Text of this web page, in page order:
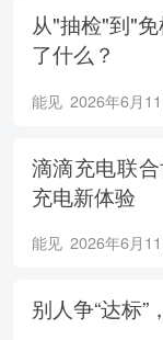
从"抽检"到"
了什么？
能见 2026年6月
滴滴充电联
充电新体验
能见 2026年6月
别人争“达标”